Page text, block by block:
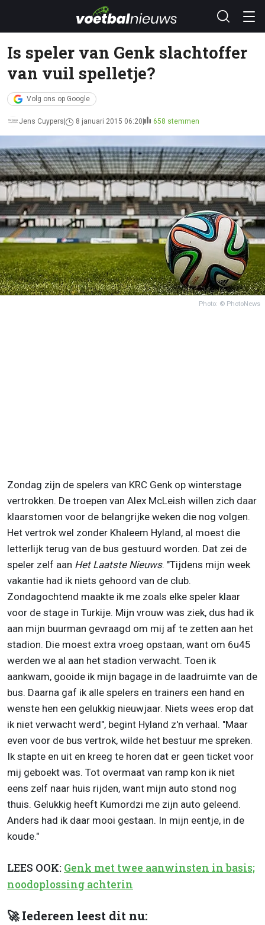
Is speler van Genk slachtoffer
van vuil spelletje?
Volg ons op Google
Jens Cuypers 8 januari 2015 06:20 658 stemmen
Photo: © PhotoNews
Zondag zijn de spelers van KRC Genk op winterstage
vertrokken. De troepen van Alex McLeish willen zich daar
klaarstomen voor de belangrijke weken die nog volgen.
Het vertrok wel zonder Khaleem Hyland, al moest die
letterlijk terug van de bus gestuurd worden. Dat zei de
speler zelf aan Het Laatste Nieuws. "Tijdens mijn week
vakantie had ik niets gehoord van de club.
Zondagochtend maakte ik me zoals elke speler klaar
voor de stage in Turkije. Mijn vrouw was ziek, dus had ik
aan mijn buurman gevraagd om mij af te zetten aan het
stadion. Die moest extra vroeg opstaan, want om 6u45
werden we al aan het stadion verwacht. Toen ik
aankwam, gooide ik mijn bagage in de laadruimte van de
bus. Daarna gaf ik alle spelers en trainers een hand en
wenste hen een gelukkig nieuwjaar. Niets wees erop dat
ik niet verwacht werd", begint Hyland z'n verhaal. "Maar
even voor de bus vertrok, wilde het bestuur me spreken.
Ik stapte en uit en kreeg te horen dat er geen ticket voor
mij geboekt was. Tot overmaat van ramp kon ik niet
eens zelf naar huis rijden, want mijn auto stond nog
thuis. Gelukkig heeft Kumordzi me zijn auto geleend.
Anders had ik daar mooi gestaan. In mijn eentje, in de
koude."
LEES OOK: Genk met twee aanwinsten in basis;
noodoplossing achterin
🚀 Iedereen leest dit nu: